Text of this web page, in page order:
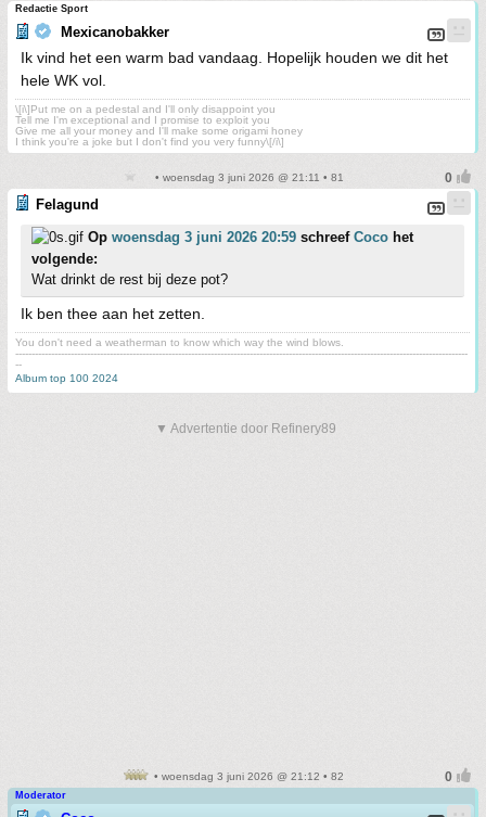
Redactie Sport
Mexicanobakker
Ik vind het een warm bad vandaag. Hopelijk houden we dit het
hele WK vol.
\[i\]Put me on a pedestal and I'll only disappoint you
Tell me I'm exceptional and I promise to exploit you
Give me all your money and I'll make some origami honey
I think you're a joke but I don't find you very funny\[/i\]
• woensdag 3 juni 2026 @ 21:11 • 81
Felagund
Op woensdag 3 juni 2026 20:59 schreef Coco het
volgende:
Wat drinkt de rest bij deze pot?
Ik ben thee aan het zetten.
You don't need a weatherman to know which way the wind blows.
-------------------------------------------------------------------------------------------------------------------------------------------
--
Album top 100 2024
▼ Advertentie door Refinery89
• woensdag 3 juni 2026 @ 21:12 • 82
Moderator